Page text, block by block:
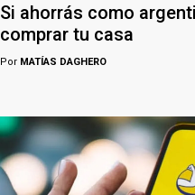
Si ahorrás como
comprar tu casa
Por MATÍAS DAGHERO